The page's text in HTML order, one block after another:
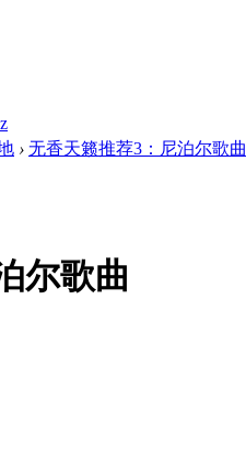
› 无香天籁推荐3：尼泊尔歌曲
尔歌曲